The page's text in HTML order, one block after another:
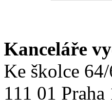
Kanceláře
Ke školce
111 01